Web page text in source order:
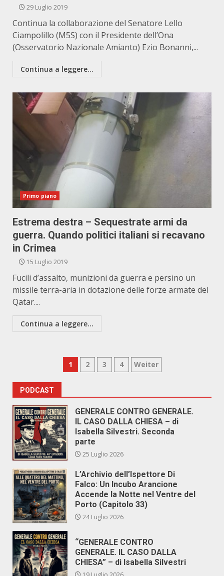
29 Luglio 2019
Continua la collaborazione del Senatore Lello
Ciampolillo (M5S) con il Presidente dell’Ona
(Osservatorio Nazionale Amianto) Ezio Bonanni,...
Continua a leggere...
Primo piano
Estrema destra – Sequestrate armi da
guerra. Quando politici italiani si recavano
in Crimea
15 Luglio 2019
Fucili d’assalto, munizioni da guerra e persino un
missile terra-aria in dotazione delle forze armate del
Qatar....
Continua a leggere...
Paginazione
articoli
1 2 3 4 Weiter
PODCAST
GENERALE CONTRO GENERALE.
IL CASO DALLA CHIESA – di
Isabella Silvestri. Seconda
parte
25 Luglio 2026
L’Archivio dell’Ispettore Di
Falco: Un Incubo Arancione
Accende la Notte nel Ventre del
Porto (Capitolo 33)
24 Luglio 2026
“GENERALE CONTRO
GENERALE. IL CASO DALLA
CHIESA” – di Isabella Silvestri